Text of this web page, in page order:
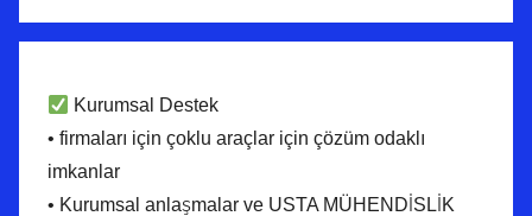
Kurumsal Destek
• firmaları için çoklu araçlar için çözüm odaklı
imkanlar
• Kurumsal anlaşmalar ve USTA MÜHENDİSLİK